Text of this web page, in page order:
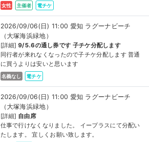
女性 主催者 電チケ
2026/09/06(日) 11:00 愛知 ラグーナビーチ
（大塚海浜緑地）
[詳細]9/5.6の通し券です 子チケ分配します
同行者が来れなくなったので子チケ分配します 普通
に買うよりは安いと思います
名義なし 電チケ
2026/09/06(日) 11:00 愛知 ラグーナビーチ
（大塚海浜緑地）
[詳細] 自由席
仕事で行けなくなりました。 イープラスにて分配い
たします。 宜しくお願い致します。